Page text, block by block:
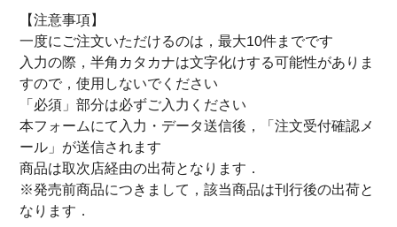
【注意事項】
一度にご注文いただけるのは，最大10件までです
入力の際，半角カタカナは文字化けする可能性がありま
すので，使用しないでください
「必須」部分は必ずご入力ください
本フォームにて入力・データ送信後，「注文受付確認メ
ール」が送信されます
商品は取次店経由の出荷となります．
※発売前商品につきまして，該当商品は刊行後の出荷と
なります．